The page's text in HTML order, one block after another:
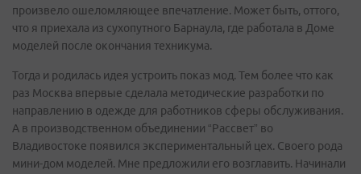
произвело ошеломляющее впечатление. Может быть, оттого,
что я приехала из сухопутного Барнаула, где работала в Доме
моделей после окончания техникума.
Тогда и родилась идея устроить показ мод. Тем более что как
раз Москва впервые сделала методические разработки по
направлению в одежде для работников сферы обслуживания.
А в производственном объединении “Рассвет” во
Владивостоке появился экспериментальный цех. Своего рода
мини-дом моделей. Мне предложили его возглавить. Начинали